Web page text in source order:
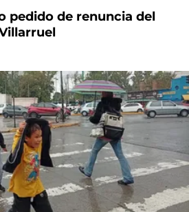
pedido de renuncia del